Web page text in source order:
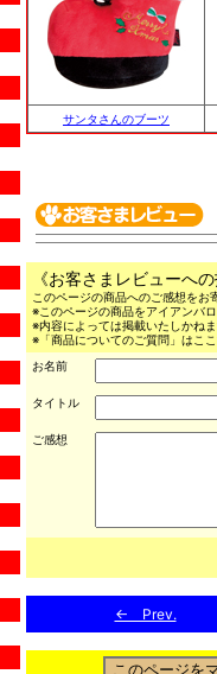
サンタさんのブーツ
《お客さまレビューへ
このページの商品へのご感想をお
※このページの商品をアイアンバ
※内容によっては掲載いたしかね
※「商品についてのご質問」はこ
お名前
タイトル
ご感想
← Prev.